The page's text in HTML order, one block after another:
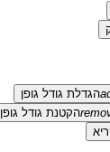
הגדלת גודל גופן
הקטנת גודל גופן